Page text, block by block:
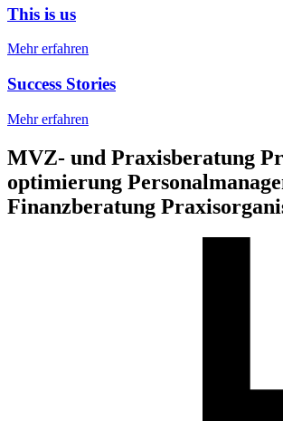
This is us
Mehr erfahren
Success Stories
Mehr erfahren
MVZ- und Praxis­beratung
optimierung
Finanz­beratung